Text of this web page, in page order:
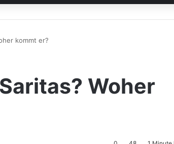
kommt er?
Woher